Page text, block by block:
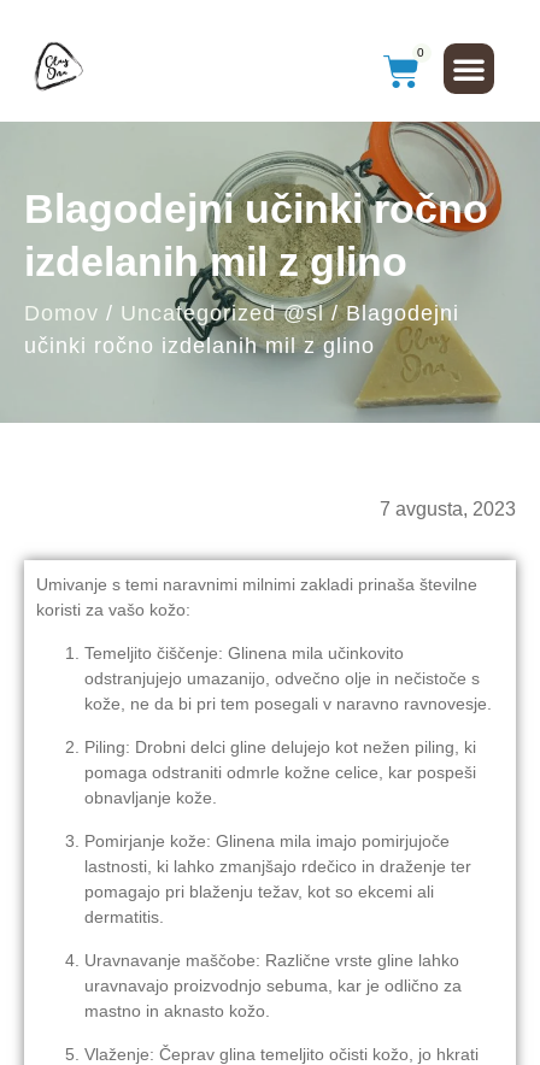
0
Blagodejni učinki ročno
izdelanih mil z glino
Domov / Uncategorized @sl/ Blagodejni
učinki ročno izdelanih mil z glino
7 avgusta, 2023
Umivanje s temi naravnimi milnimi zakladi prinaša številne
koristi za vašo kožo:
Temeljito čiščenje: Glinena mila učinkovito
odstranjujejo umazanijo, odvečno olje in nečistoče s
kože, ne da bi pri tem posegali v naravno ravnovesje.
Piling: Drobni delci gline delujejo kot nežen piling, ki
pomaga odstraniti odmrle kožne celice, kar pospeši
obnavljanje kože.
Pomirjanje kože: Glinena mila imajo pomirjujoče
lastnosti, ki lahko zmanjšajo rdečico in draženje ter
pomagajo pri blaženju težav, kot so ekcemi ali
dermatitis.
Uravnavanje maščobe: Različne vrste gline lahko
uravnavajo proizvodnjo sebuma, kar je odlično za
mastno in aknasto kožo.
Vlaženje: Čeprav glina temeljito očisti kožo, jo hkrati